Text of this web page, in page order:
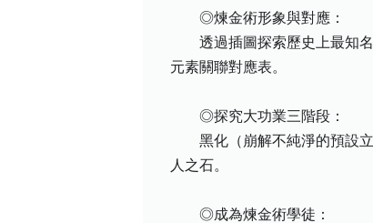
◎煉金術形象與對應：
透過插圖探索歷史上最知名
元素關聯對應表。
◎探究大功業三階段：
黑化（崩解不純淨的預設立
人之石。
◎成為煉金術學徒：